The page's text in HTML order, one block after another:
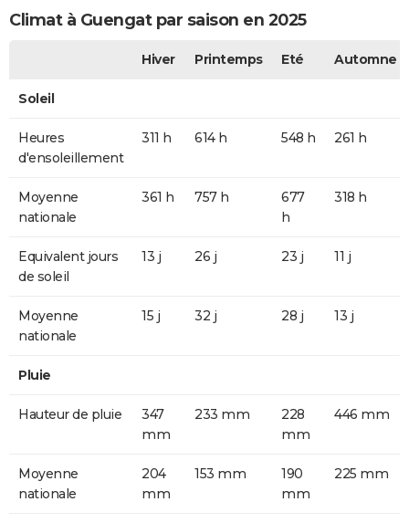
Climat à Guengat par saison en 2025
Hiver Printemps Eté Automne
Soleil
Heures
d'ensoleillement
311 h 614 h 548 h 261 h
Moyenne
nationale
361 h 757 h
677
h
318 h
Equivalent jours
de soleil
13 j 26 j 23 j 11 j
Moyenne
nationale
15 j 32 j 28 j 13 j
Pluie
Hauteur de pluie
347
mm
233 mm
228
mm
446 mm
Moyenne
nationale
204
mm
153 mm
190
mm
225 mm